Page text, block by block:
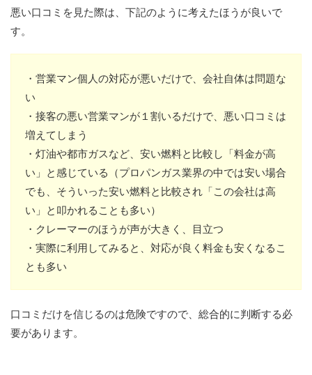
悪い口コミを見た際は、下記のように考えたほうが良いで
す。
・営業マン個人の対応が悪いだけで、会社自体は問題な
い
・接客の悪い営業マンが１割いるだけで、悪い口コミは
増えてしまう
・灯油や都市ガスなど、安い燃料と比較し「料金が高
い」と感じている（プロパンガス業界の中では安い場合
でも、そういった安い燃料と比較され「この会社は高
い」と叩かれることも多い）
・クレーマーのほうが声が大きく、目立つ
・実際に利用してみると、対応が良く料金も安くなるこ
とも多い
口コミだけを信じるのは危険ですので、総合的に判断する必
要があります。